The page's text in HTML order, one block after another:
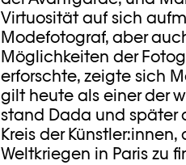
Virtuosität auf sich
Modefotograf, aber
Möglichkeiten der
erforschte, zeigte sich
gilt heute als einer der
stand Dada und später
Kreis der
Weltkriegen in Paris zu